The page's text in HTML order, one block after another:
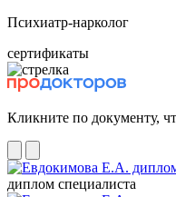
Психиатр-нарколог
сертификаты
Кликните по документу,
диплом специалиста